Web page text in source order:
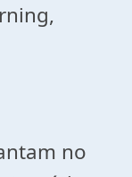
no